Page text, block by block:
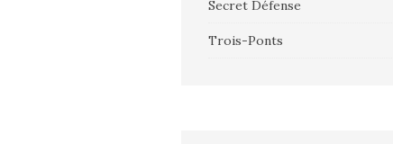
Secret Défense
Trois-Ponts